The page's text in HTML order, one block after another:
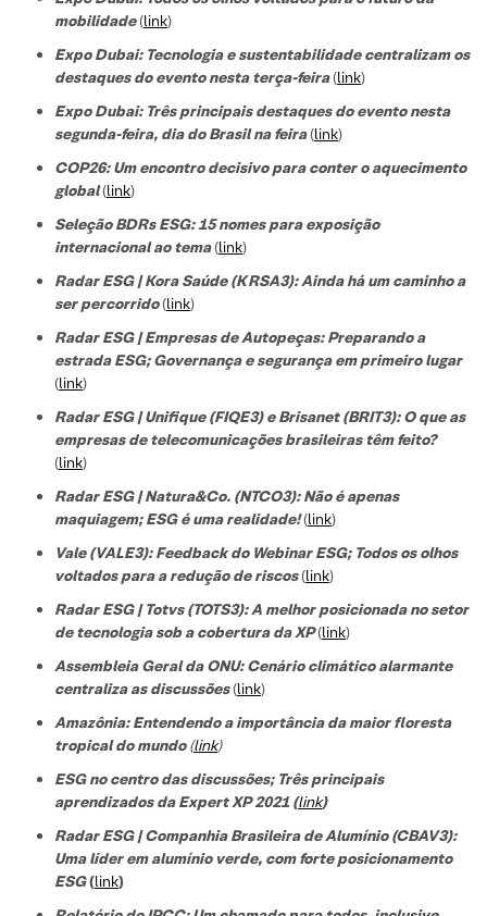
mobilidade(link)
Expo Dubai: Tecnologia e sustentabilidade centralizam os
destaques do evento nesta terça-feira(link)
Expo Dubai: Três principais destaques do evento nesta
segunda-feira, dia do Brasil na feira(link)
COP26: Um encontro decisivo para conter o aquecimento
global(link)
Seleção BDRs ESG​: 15 nomes para exposição
internacional ao tema(link)
Radar ESG | Kora Saúde (KRSA3): Ainda há um caminho a
ser percorrido(link)
Radar ESG | Empresas de Autopeças: Preparando a
estrada ESG; Governança e segurança em primeiro lugar
(link)
Radar ESG | Unifique (FIQE3) e Brisanet (BRIT3): O que as
empresas de telecomunicações brasileiras têm feito?
(link)
Radar ESG | Natura&Co. (NTCO3): Não é apenas
maquiagem; ESG é uma realidade!(link)
Vale (VALE3): Feedback do Webinar ESG; Todos os olhos
voltados para a redução de riscos(link)
Radar ESG | Totvs (TOTS3): A melhor posicionada no setor
de tecnologia sob a cobertura da XP(link)
Assembleia Geral da ONU: Cenário climático alarmante
centraliza as discussões(link)
Amazônia: Entendendo a importância da maior floresta
tropical do mundo (link)
ESG no centro das discussões; Três principais
aprendizados da Expert XP 2021 (link)
Radar ESG | Companhia Brasileira de Alumínio (CBAV3):
Uma líder em alumínio verde, com forte posicionamento
ESG(link)